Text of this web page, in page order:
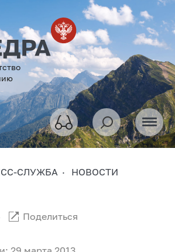
СЛУЖБА НОВОСТИ
Поделиться